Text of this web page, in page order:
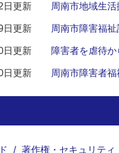
日更新 周南市地域生
日更新 周南市障害福
日更新 障害者を虐待か
日更新 周南市障害者
著作権・セキュリティ